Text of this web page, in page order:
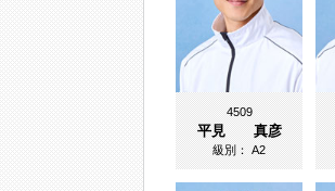
4509
平見 真彦
級別：A2